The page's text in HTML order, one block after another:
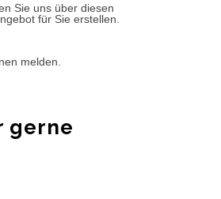
Sie uns über diesen
für Sie erstellen.
melden.
gerne